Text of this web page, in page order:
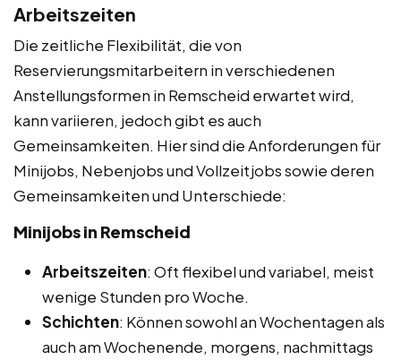
Arbeitszeiten
Die zeitliche Flexibilität, die von
Reservierungsmitarbeitern in verschiedenen
Anstellungsformen in Remscheid erwartet wird,
kann variieren, jedoch gibt es auch
Gemeinsamkeiten. Hier sind die Anforderungen für
Minijobs, Nebenjobs und Vollzeitjobs sowie deren
Gemeinsamkeiten und Unterschiede:
Minijobs in Remscheid
Arbeitszeiten: Oft flexibel und variabel, meist
wenige Stunden pro Woche.
Schichten: Können sowohl an Wochentagen als
auch am Wochenende, morgens, nachmittags